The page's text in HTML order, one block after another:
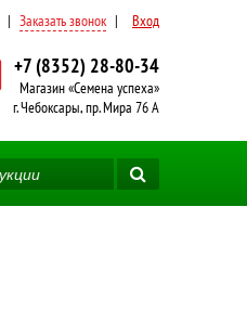
| Заказать звонок | Вход
+7 (8352) 28-80-34
Магазин «Семена успеха»
г. Чебоксары, пр. Мира 76 А